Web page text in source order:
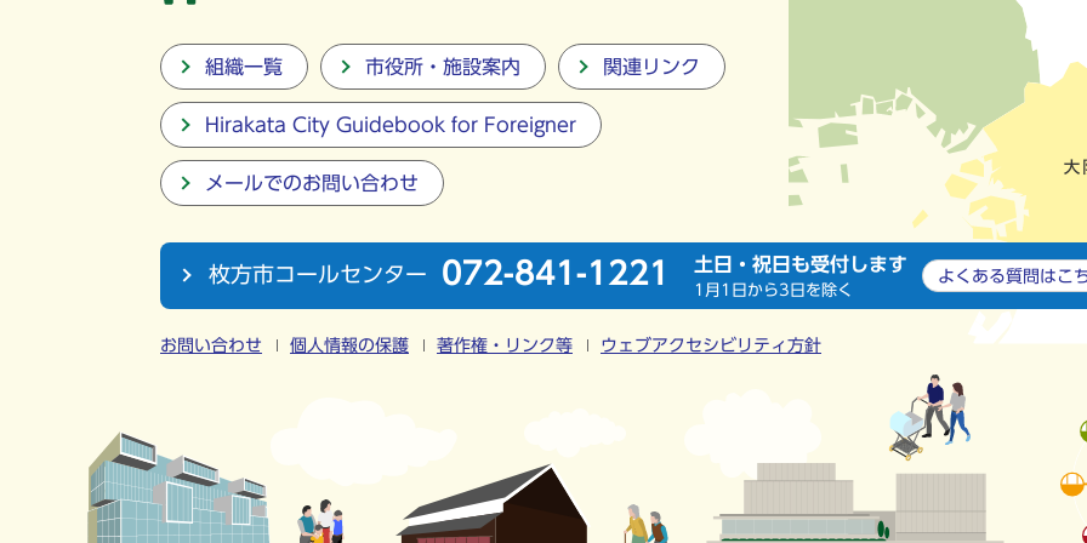
組織一覧 市役所・施設案内 関連リンク
Hirakata City Guidebook for Foreigner
メールでのお問い合わせ
枚方市コールセンター 072-841-1221 土日・祝日も受付します
1月1日から3日を除く
よくある質問は こ
お問い合わせ 個人情報の保護 著作権・リンク等 ウェブアクセシビリティ方針